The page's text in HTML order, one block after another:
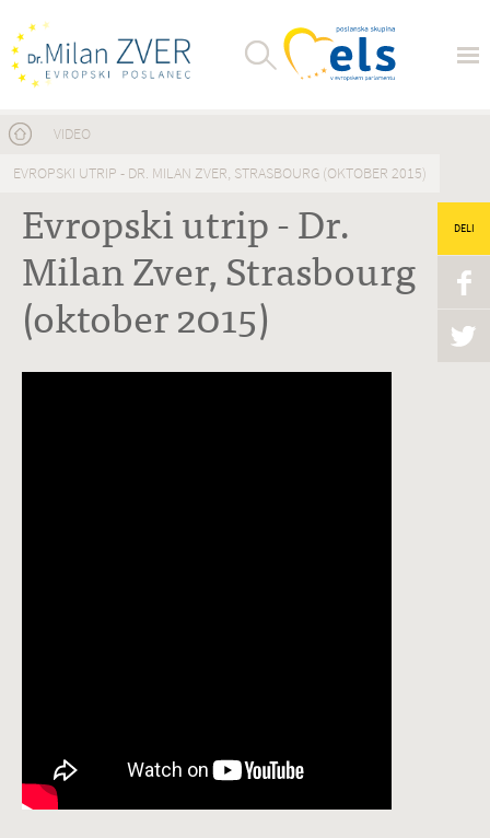
Nahajate se tukaj
VIDEO
EVROPSKI UTRIP - DR. MILAN ZVER, STRASBOURG (OKTOBER 2015)
Evropski utrip - Dr.
Milan Zver, Strasbourg
(oktober 2015)
DELI